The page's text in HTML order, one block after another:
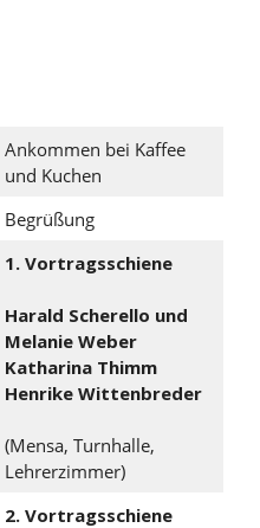
Ankommen bei Kaffee
und Kuchen
Begrüßung
1. Vortragsschiene
Harald Scherello und
Melanie Weber
Katharina Thimm
Henrike Wittenbreder
(Mensa, Turnhalle,
Lehrerzimmer)
2. Vortragsschiene